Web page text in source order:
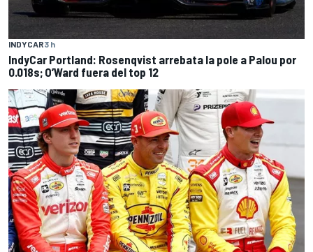
INDYCAR3 h
IndyCar Portland: Rosenqvist arrebata la pole a Palou por
0.018s; O’Ward fuera del top 12